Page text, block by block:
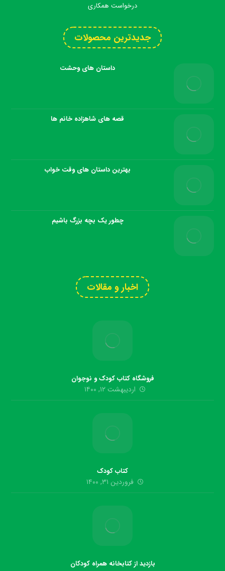
درخواست همکاری
جدیدترین محصولات
داستان های وحشت
قصه های شاهزاده خانم ها
بهترین داستان های وقت خواب
چطور یک بچه بزرگ باشیم
اخبار و مقالات
فروشگاه کتاب کودک و نوجوان
اردیبهشت ۱۲, ۱۴۰۰
کتاب کودک
فروردین ۳۱, ۱۴۰۰
بازدید از کتابخانه همراه کودکان